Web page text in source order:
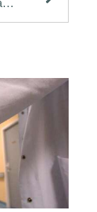
Lepetitjournal.com Varsovie : Quand l’expatriation met à l’épreuve le couple et fait perdre ses repères